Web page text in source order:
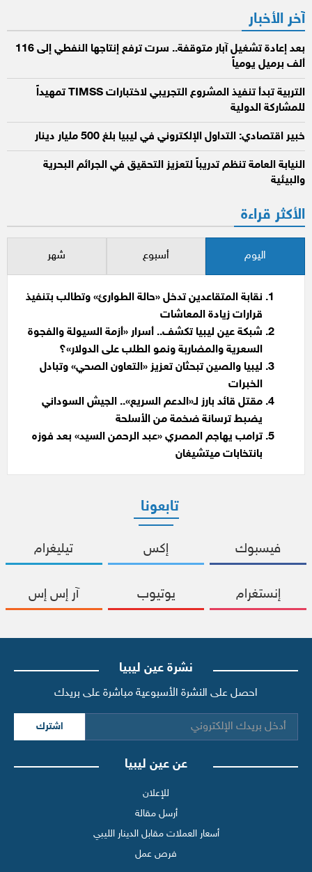
آخر الأخبار
بعد إعادة تشغيل آبار متوقفة.. سرت ترفع إنتاجها النفطي إلى 116
ألف برميل يومياً
التربية تبدأ تنفيذ المشروع التجريبي لاختبارات TIMSS تمهيداً
للمشاركة الدولية
خبير اقتصادي: التداول الإلكتروني في ليبيا بلغ 500 مليار دينار
النيابة العامة تنظم تدريباً لتعزيز التحقيق في الجرائم البحرية
والبيئية
الأكثر قراءة
اليوم أسبوع شهر
نقابة المتقاعدين تدخل «حالة الطوارئ» وتطالب بتنفيذ
قرارات زيادة المعاشات
شبكة عين ليبيا تكشف.. أسرار «أزمة السيولة والفجوة
السعرية والمضاربة ونمو الطلب على الدولار»؟
ليبيا والصين تبحثان تعزيز «التعاون الصحي» وتبادل
الخبرات
مقتل قائد بارز لـ«الدعم السريع».. الجيش السوداني
يضبط ترسانة ضخمة من الأسلحة
ترامب يهاجم المصري «عبد الرحمن السيد» بعد فوزه
بانتخابات ميتشيغان
تابعونا
فيسبوك إكس تيليغرام
إنستغرام يوتيوب آر إس إس
نشرة عين ليبيا
احصل على النشرة الأسبوعية مباشرة على بريدك
اشترك
عن عين ليبيا
للإعلان
أرسل مقالة
أسعار العملات مقابل الدينار الليبي
فرص عمل